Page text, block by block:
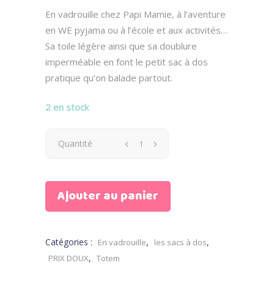
initial
était :
20.00 €.
actuel
est :
8.00 €.
En vadrouille chez Papi Mamie, à l’aventure
en WE pyjama ou à l’école et aux activités…
Sa toile légère ainsi que sa doublure
imperméable en font le petit sac à dos
pratique qu’on balade partout.
2 en stock
Sac
dos
le
Quantité
Ajouter au panier
Catégories : En vadrouille, les sacs à dos,
PRIX DOUX, Totem